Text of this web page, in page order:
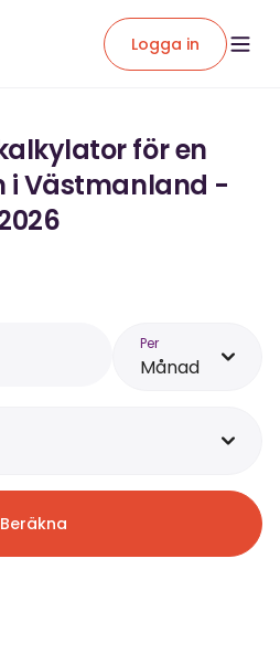
Logga in
för en
i Västmanland -
Per
Månad
Beräkna